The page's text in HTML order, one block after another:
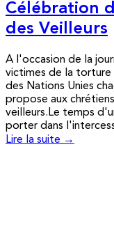
Célébration
des Veilleurs
A l'occasion de la
victimes de la torture
des Nations Unies
propose aux
veilleurs.Le temps
porter dans
Lire la suite →